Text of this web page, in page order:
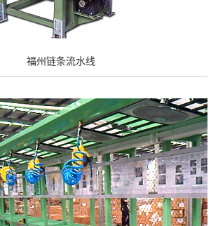
福州链条流水线